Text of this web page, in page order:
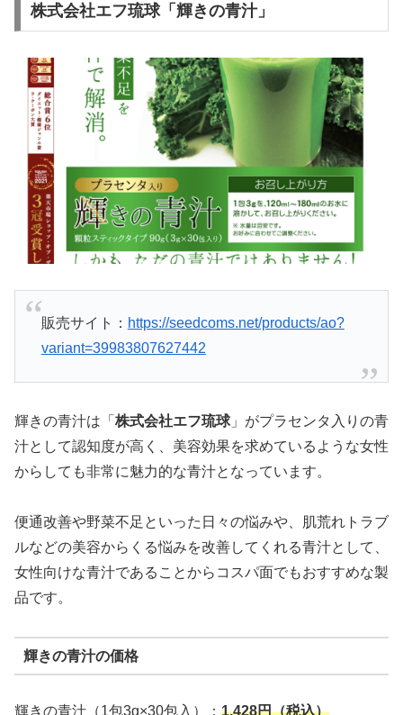
株式会社エフ琉球「輝きの青汁」
販売サイト： https://seedcoms.net/products/ao?
variant=39983807627442
輝きの青汁は「 株式会社エフ琉球」がプラセンタ入りの青
汁として認知度が高く、美容効果を求めているような女性
からしても非常に魅力的な青汁となっています。
便通改善や野菜不足といった日々の悩みや、肌荒れトラブ
ルなどの美容からくる悩みを改善してくれる青汁として、
女性向けな青汁であることからコスパ面でもおすすめな製
品です。
輝きの青汁の価格
輝きの青汁（1包3g×30包入）： 1,428円（税込）